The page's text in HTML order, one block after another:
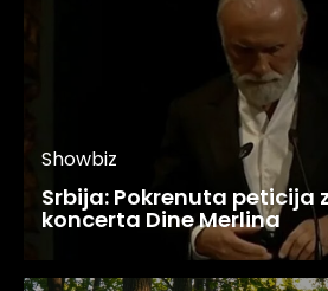
Showbiz
Srbija: Pokrenuta peticija
koncerta Dine Merlina